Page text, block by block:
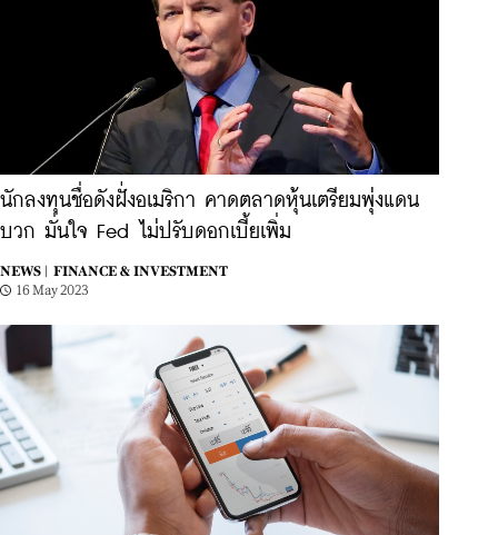
นักลงทุนชื่อดังฝั่งอเมริกา คาดตลาดหุ้นเตรียมพุ่งแดน
บวก มั่นใจ Fed ไม่ปรับดอกเบี้ยเพิ่ม
NEWS |
FINANCE & INVESTMENT
16 May 2023